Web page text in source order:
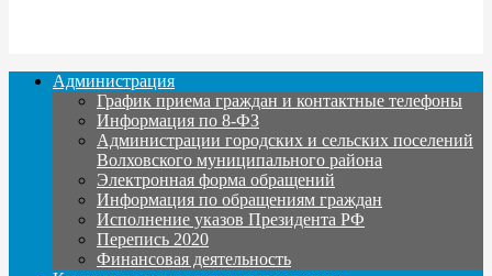
Администрация
График приема граждан и контактные телефоны
Информация по 8-ФЗ
Администрации городских и сельских поселений
Волховского муниципального района
Электронная форма обращений
Информация по обращениям граждан
Исполнение указов Президента РФ
Перепись 2020
Финансовая деятельность